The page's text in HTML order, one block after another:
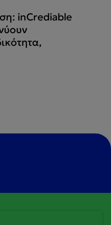
inCrediable